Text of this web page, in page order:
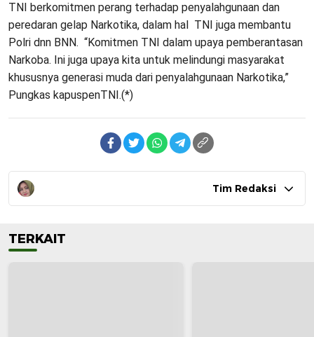
TNI berkomitmen perang terhadap penyalahgunaan dan
peredaran gelap Narkotika, dalam hal TNI juga membantu
Polri dnn BNN. “Komitmen TNI dalam upaya pemberantasan
Narkoba. Ini juga upaya kita untuk melindungi masyarakat
khususnya generasi muda dari penyalahgunaan Narkotika,”
Pungkas kapuspenTNI.(*)
Tim Redaksi
TERKAIT